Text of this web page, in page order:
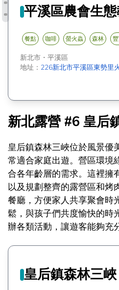
平溪區農會生
餐點 咖啡 螢火蟲 森林
新北市 ・ 平溪區
地址： 226新北市平溪區東勢里
新北露營 #6 皇后
皇后鎮森林三峽位於風景優
常適合家庭出遊。營區環境
合各年齡層的需求。這裡擁
以及規劃整齊的露營區和烤
餐廳，方便家人共享聚會時
鬆，與孩子們共度愉快的時
辦各類活動，讓遊客能夠充
皇后鎮森林三峽